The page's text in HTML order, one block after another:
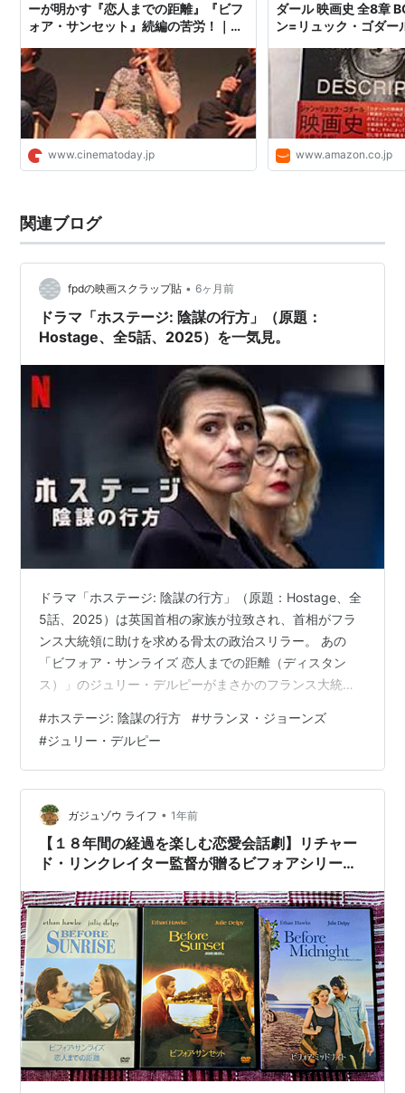
トリコロール／青の愛（1993） 出演
（1993） 出演
三銃士
（1993） 出演
「彼女」の存在（1992） 出演
ボイジャー（1991） 出演
僕を愛したふたつの国／ヨーロッパ ヨーロッパ
（1990） 出演
ゴダールのリア王
パッション・ベアトリス（1987） 出演
ゴダールの探偵 （1985） 出演
アカデミー賞
候補
ビフォア・ミッドナイト（2013） 脚色賞
ビフォア・サンセット（2004） 脚色賞
ーが明かす『恋人までの距離』『ビフ
ォア・サンセット』続編の苦労！｜シ
www.cinematoday.jp
ダール 映画史 全8章
ン=リュック・ゴダー
ット・ビノシュ (出
ニー (出演), ジュリー
演): DVD
www.amazon.co.jp
関連ブログ
fpdの映画スクラップ貼 • 6ヶ月前
ドラマ「ホステージ: 陰謀の行方」（原題：
Hostage、全5話、2025）を一気見。
ドラマ「ホステージ: 陰謀の行方」（原題：Hostage、全
5話、2025）は英国首相の家族が拉致され、首相がフラ
ンス大統領に助けを求める骨太の政治スリラー。 あの
「ビフォア・サンライズ 恋人までの距離（ディスタン
ス）」のジュリー・デルピーがまさかのフランス大統領
イズ」でセリ―ヌを演じたときは25歳で、30年後なので
不思議ではないが。 主演は「原潜ヴィジル 水面下の陰
謀」のサランヌ・ジョーンズでイギリス首相を演じてい
る。サランヌ・ジョーンズという女優は初めて見たが、
身長が173センチでスタイルもよく堂々としていて、絵に
なる。 物語としては、国の…
#ホステージ: 陰謀の行方 #サランヌ・ジョーンズ
#ジュリー・デルピー
ガジュゾウ ライフ • 1年前
【１８年間の経過を楽しむ恋愛会話劇】リチャー
ド・リンクレイター監督が贈るビフォアシリーズ